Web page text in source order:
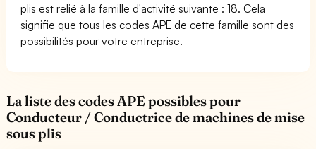
plis est relié à la famille d'activité suivante : 18. Cela
signifie que tous les codes APE de cette famille sont des
possibilités pour votre entreprise.
La liste des codes APE possibles pour
Conducteur / Conductrice de machines de mise
sous plis